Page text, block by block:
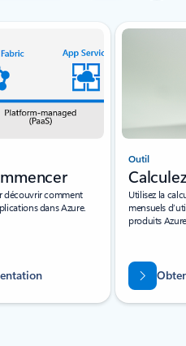
découvrir comment
dans Azure.
Outil
Utilisez la
mensuels
produits